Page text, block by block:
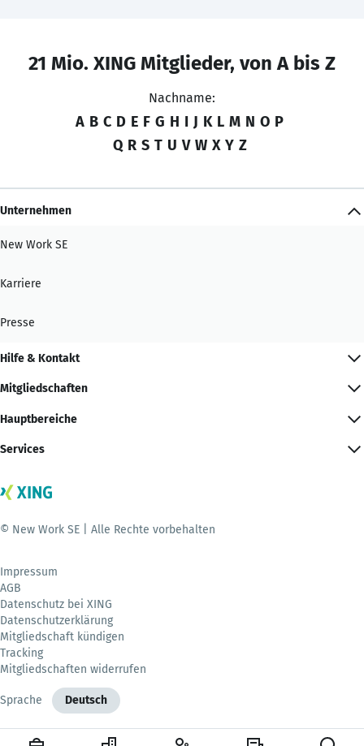
21 Mio. XING Mitglieder, von A bis Z
Nachname:
A B C D E F G H I J K L M N O P
Q R S T U V W X Y Z
Unternehmen
New Work SE
Karriere
Presse
Hilfe & Kontakt
Mitgliedschaften
Hauptbereiche
Services
© New Work SE | Alle Rechte vorbehalten
Impressum
AGB
Datenschutz bei XING
Datenschutzerklärung
Mitgliedschaft kündigen
Tracking
Mitgliedschaften widerrufen
Sprache Deutsch